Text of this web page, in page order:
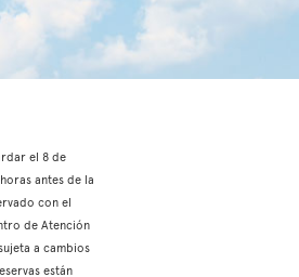
el 8 de
antes de la
con el
de Atención
a cambios
están